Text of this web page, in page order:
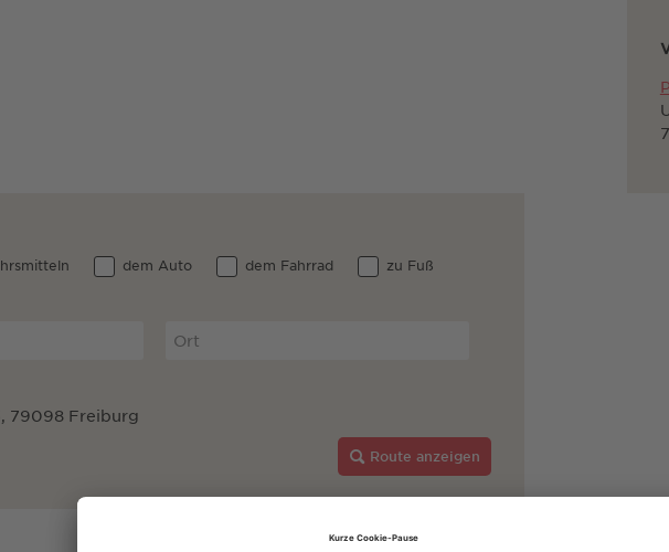
dem Auto dem Fahrrad zu Fuß
79098 Freiburg
Route anzeigen